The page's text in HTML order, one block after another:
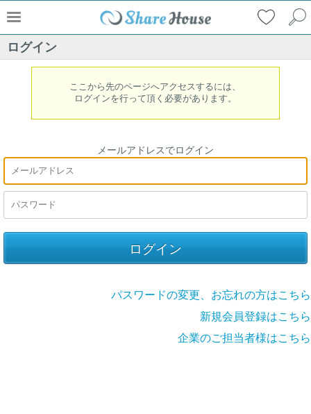
ログイン
ここから先のページへアクセスするには、
ログインを行って頂く必要があります。
メールアドレスでログイン
パスワードの変更、お忘れの方はこちら
新規会員登録はこちら
企業のご担当者様はこちら